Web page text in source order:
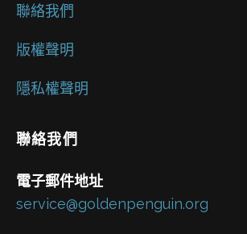
聯絡我們
版權聲明
隱私權聲明
聯絡我們
電子郵件地址
service@goldenpenguin.org